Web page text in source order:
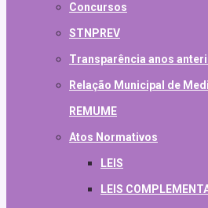
Concursos
STNPREV
Transparência anos
Relação Municipal de
REMUME
Atos Normativos
LEIS
LEIS